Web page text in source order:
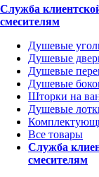
Служба
смесителям
Душевые
Душевые
Душевые
Душевые
Шторки на
Душевые
Все товары
Служба
смесителям